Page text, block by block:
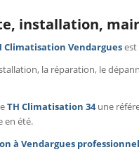
installation,
Climatisation Vendarguesest
la réparation, le
TH Climatisation 34une
en été.
à Vendargues